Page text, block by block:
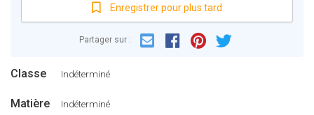
Classe Indéterminé
Matière Indéterminé
Enregistrer pour plus tard
Partager sur : EmailFacebook
Pinterest